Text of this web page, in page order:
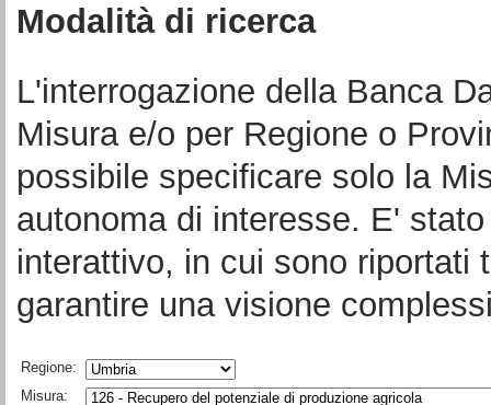
Modalità di ricerca
L'interrogazione della Banca
Misura e/o per Regione o
possibile specificare solo la
autonoma di interesse. E'
interattivo, in cui sono riportati
garantire una visione
Regione:
Misura: